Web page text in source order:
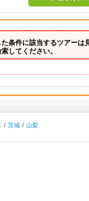
条件に該当するツアーは
してください。
/ 茨城 / 山梨